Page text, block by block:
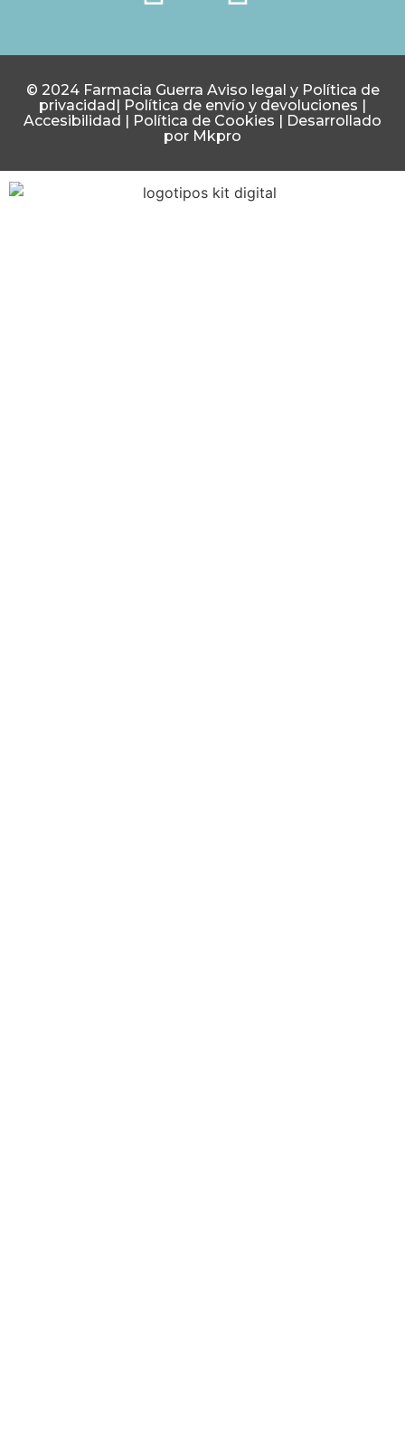
© 2024 Farmacia Guerra Aviso legal y Política de
privacidad| Política de envío y devoluciones |
Accesibilidad | Política de Cookies | Desarrollado
por Mkpro